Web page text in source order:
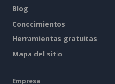
Blog
Conocimientos
Herramientas gratuitas
Mapa del sitio
Empresa